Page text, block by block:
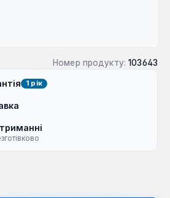
Номер продукту: 103643
1 рік